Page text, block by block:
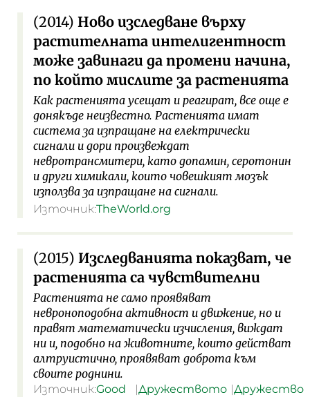
(2014) Ново изследване върху
растителната интелигентност
може завинаги да промени начина,
по който мислите за растенията
Как растенията усещат и реагират, все още е
донякъде неизвестно. Растенията имат
система за изпращане на електрически
сигнали и дори произвеждат
невротрансмитери, като допамин, серотонин
и други химикали, които човешкият мозък
използва за изпращане на сигнали.
Източник:TheWorld.org
(2015) Изследванията показват, че
растенията са чувствителни
Растенията не само проявяват
невроноподобна активност и движение, но и
правят математически изчисления, виждат
ни и, подобно на животните, които действат
алтруистично, проявяват доброта към
своите роднини.
Източник:Good
Дружеството Дружество